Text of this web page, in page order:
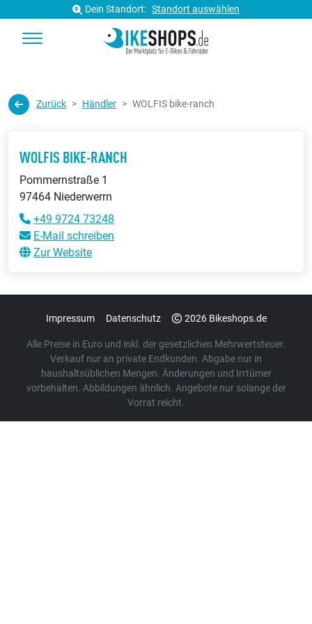
Dein Standort: Standort auswählen
Zurück Händler WOLFIS bike-ranch
WOLFIS BIKE-RANCH
Pommernstraße 1
97464 Niederwerrn
+49 9724 73248
E-Mail schreiben
Zur Website
Impressum Datenschutz 2026 Bikeshops.de
Alle Preise in Euro und inkl. der gesetzlichen Mehrwertsteuer.
Verkauf nur an private Endkunden. Abgabe nur in
haushaltsüblichen Mengen. Änderungen und Irrtümer
vorbehalten. Abbildungen ähnlich. Angebote nur solange der
Vorrat reicht.